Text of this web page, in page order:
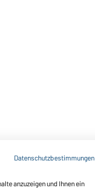
Datenschutzbestimmungen
anzuzeigen und Ihnen ein